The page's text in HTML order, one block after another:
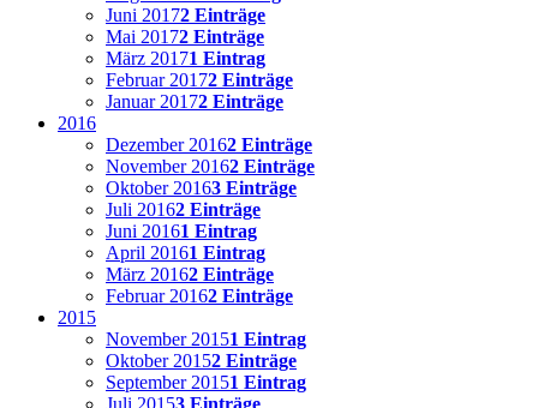
Juni 20172 Einträge
Mai 20172 Einträge
März 20171 Eintrag
Februar 20172 Einträge
Januar 20172 Einträge
2016
Dezember 20162 Einträge
November 20162 Einträge
Oktober 20163 Einträge
Juli 20162 Einträge
Juni 20161 Eintrag
April 20161 Eintrag
März 20162 Einträge
Februar 20162 Einträge
2015
November 20151 Eintrag
Oktober 20152 Einträge
September 20151 Eintrag
Juli 20153 Einträge